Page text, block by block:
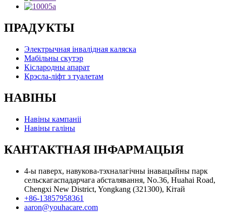
ПРАДУКТЫ
Электрычная інвалідная каляска
Мабільны скутэр
Кіслародны апарат
Крэсла-ліфт з туалетам
НАВІНЫ
Навіны кампаніі
Навіны галіны
КАНТАКТНАЯ ІНФАРМАЦЫЯ
4-ы паверх, навукова-тэхналагічны інавацыйны парк
сельскагаспадарчага абсталявання, No.36, Huahai Road,
Chengxi New District, Yongkang (321300), Кітай
+86-13857958361
aaron@youhacare.com